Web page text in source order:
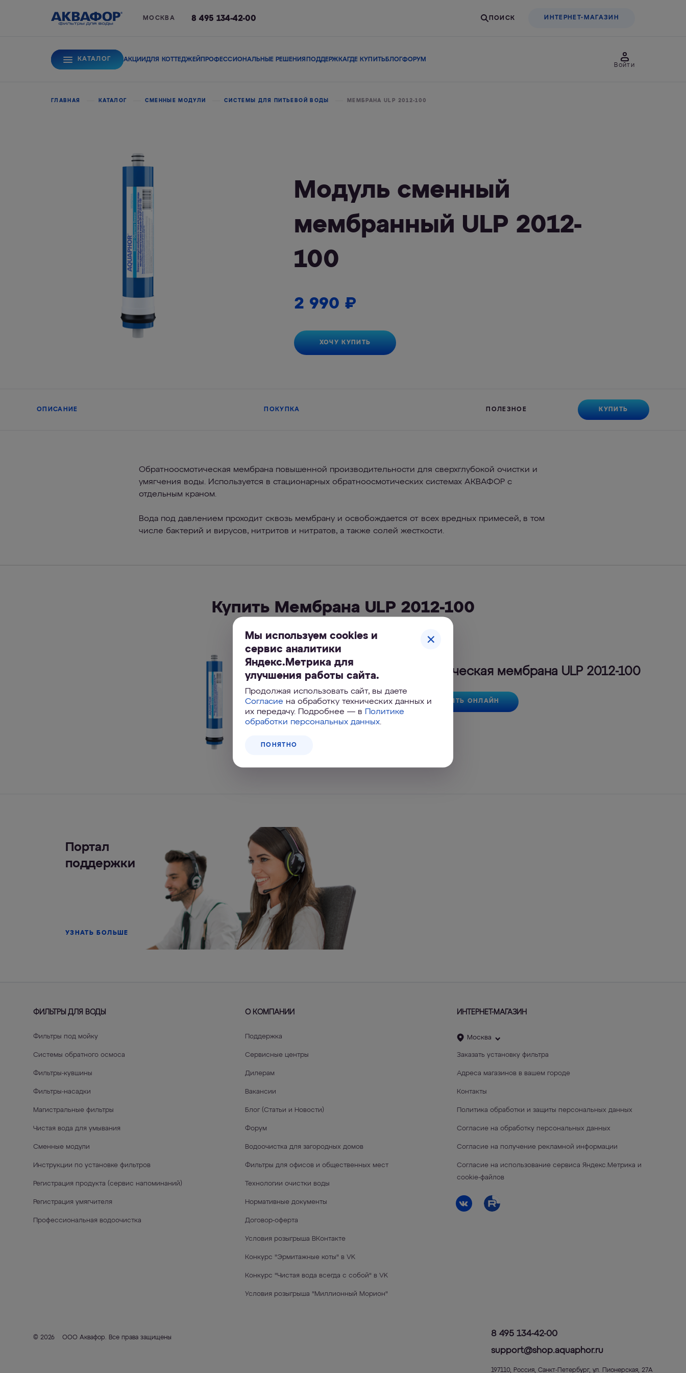
МОСКВА 8 495 134-42-00 ИНТЕРНЕТ-МАГАЗИН
КАТАЛОГ АКЦИИДЛЯ КОТТЕДЖЕЙ ПРОФЕССИОНАЛЬНЫЕ РЕШЕНИЯ ПОДДЕРЖКАГДЕ КУПИТЬ БЛОГФОРУМ
Войти
Для питьевой воды
Системы обратного
Сменные модулиМагистральные фильтрыВ коттеджСопутствующие товары
ГЛАВНАЯ КАТАЛОГ СМЕННЫЕ МОДУЛИ СИСТЕМЫ ДЛЯ ПИТЬЕВОЙ ВОДЫ МЕМБРАНА ULP 2012-100
Модуль сменный
мембранный ULP 2012-
100
2 990 ₽
ХОЧУ КУПИТЬ
ОПИСАНИЕ ПОКУПКА ПОЛЕЗНОЕ КУПИТЬ
Обратноосмотическая мембрана повышенной производительности для сверхглубокой очистки и
умягчения воды. Используется в стационарных обратноосмотических системах АКВАФОР с
отдельным краном.
Вода под давлением проходит сквозь мембрану и освобождается от всех вредных примесей, в том
числе бактерий и вирусов, нитритов и нитратов, а также солей жесткости.
Купить Мембрана ULP 2012-100
Обратноосмотическая мембрана ULP 2012-100
2 990 ₽ КУПИТЬ ОНЛАЙН
Портал
поддержки
УЗНАТЬ БОЛЬШЕ
Мы используем cookies и
сервис аналитики
Яндекс.Метрика для
улучшения работы сайта.
Продолжая использовать сайт, вы даете
Согласие на обработку технических данных и
их передачу. Подробнее — в Политике
обработки персональных данных
ПОНЯТНО
ФИЛЬТРЫ ДЛЯ ВОДЫ
Фильтры под мойку
Системы обратного осмоса
Фильтры-кувшины
Фильтры-насадки
Магистральные фильтры
Чистая вода для умывания
Сменные модули
Инструкции по установке фильтров
Регистрация продукта (сервис напоминаний)
Регистрация умягчителя
Профессиональная водоочистка
О КОМПАНИИ
Поддержка
Сервисные центры
Дилерам
Вакансии
Блог (Статьи и Новости)
Форум
Водоочистка для загородных домов
Фильтры для офисов и общественных мест
Технологии очистки воды
Нормативные документы
Договор-оферта
Условия розыгрыша ВКонтакте
Конкурс "Эрмитажные коты" в VK
Конкурс "Чистая вода всегда с собой" в VK
Условия розыгрыша "Миллионный Морион"
ИНТЕРНЕТ-МАГАЗИН
Москва
Заказать установку фильтра
Адреса магазинов в вашем городе
Контакты
Политика обработки и защиты персональных данных
Согласие на обработку персональных данных
Согласие на получение рекламной информации
Согласие на использование сервиса Яндекс.Метрика и
cookie-файлов
© 2026 ООО Аквафор. Все права защищены
8 495 134-42-00
support@shop.aquaphor.ru
197110, Россия, Санкт-Петербург, ул. Пионерская, 27А